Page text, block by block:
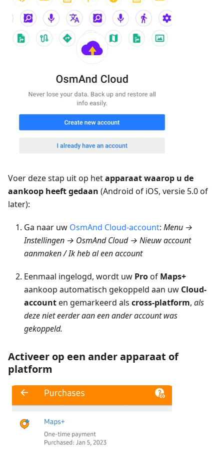
Voer deze stap uit op hetapparaat waarop u de
aankoop heeft gedaan (Android of iOS, versie 5.0 of
later):
Ga naar uw OsmAnd Cloud-account: Menu →
Instellingen → OsmAnd Cloud → Nieuw account
aanmaken / Ik heb al een account
Eenmaal ingelogd, wordt uw Proof Maps+
aankoop automatisch gekoppeld aan uw Cloud-
accounten gemarkeerd als cross-platform, als
deze niet eerder aan een ander account was
gekoppeld.
Activeer op een ander apparaat of
platform